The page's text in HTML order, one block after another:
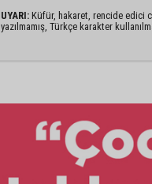
UYARI: Küfür, hakaret, rencide edici
yazılmamış, Türkçe karakter